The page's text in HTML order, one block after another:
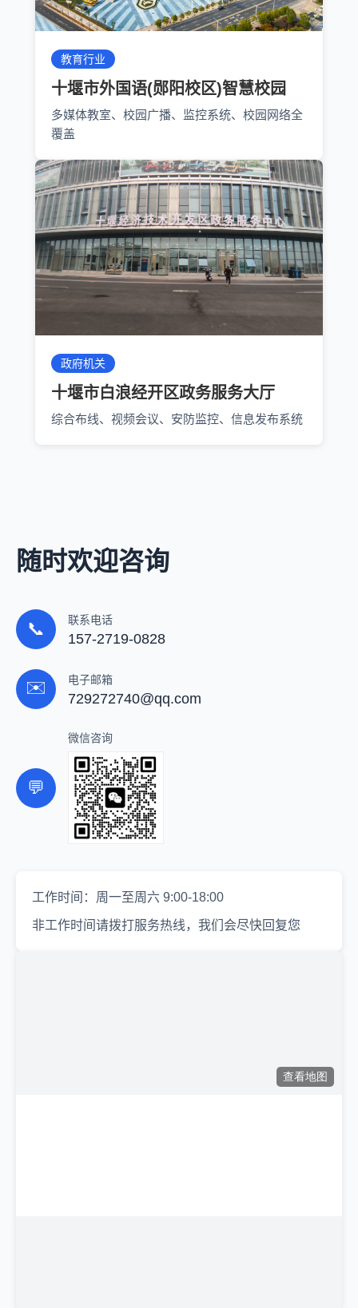
教育行业
十堰市外国语(郧阳校区)智慧校园
多媒体教室、校园广播、监控系统、校园网络全
覆盖
政府机关
十堰市白浪经开区政务服务大厅
综合布线、视频会议、安防监控、信息发布系统
随时欢迎咨询
📞 联系电话
157-2719-0828
✉️ 电子邮箱
729272740@qq.com
💬
微信咨询
工作时间：周一至周六 9:00-18:00
非工作时间请拨打服务热线，我们会尽快回复您